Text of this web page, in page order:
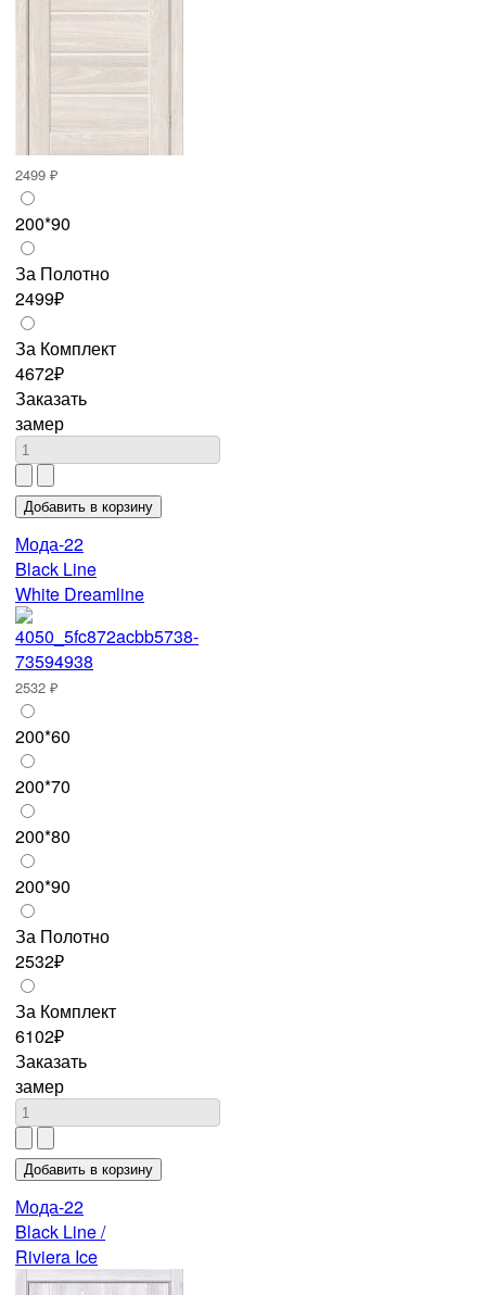
2499 ₽
200*90
За Полотно
2499₽
За Комплект
4672₽
Заказать
замер
Мода-22
Black Line
White Dreamline
2532 ₽
200*60
200*70
200*80
200*90
За Полотно
2532₽
За Комплект
6102₽
Заказать
замер
Мода-22
Black Line /
Riviera Ice